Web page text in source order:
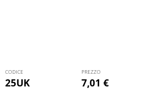
25UK 7,01 €